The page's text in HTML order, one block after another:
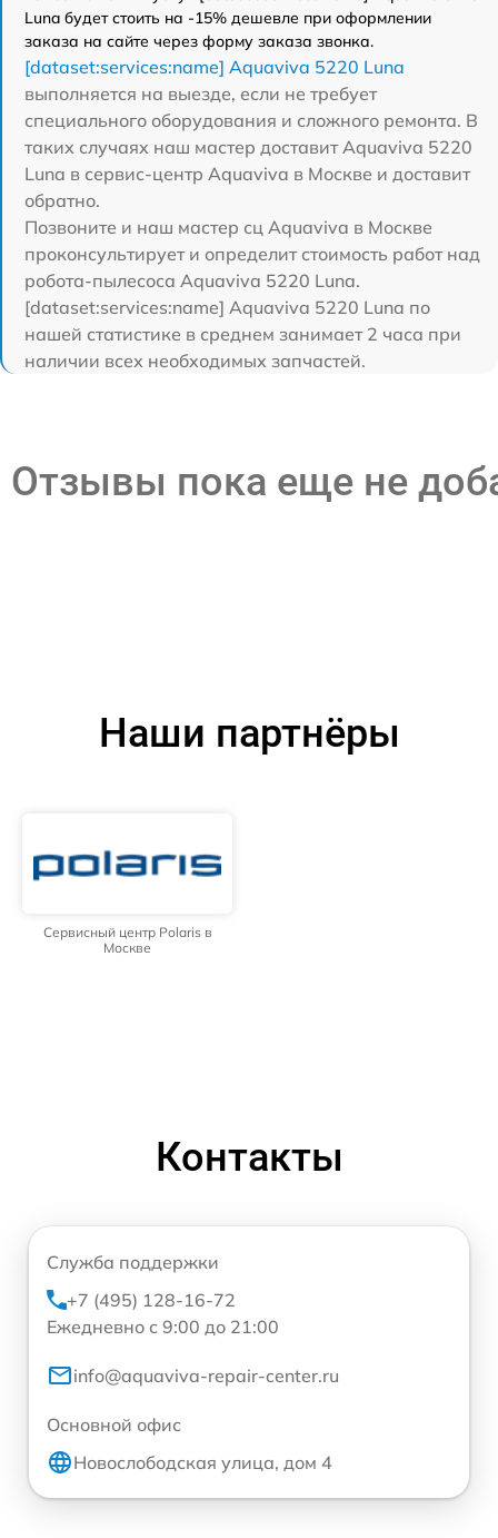
Luna будет стоить на -15% дешевле при оформлении
заказа на сайте через форму заказа звонка.
[dataset:services:name] Aquaviva 5220 Luna
выполняется на выезде, если не требует
специального оборудования и сложного ремонта. В
таких случаях наш мастер доставит Aquaviva 5220
Luna в сервис-центр Aquaviva в Москве и доставит
обратно.
Позвоните и наш мастер сц Aquaviva в Москве
проконсультирует и определит стоимость работ над
робота-пылесоса Aquaviva 5220 Luna.
[dataset:services:name] Aquaviva 5220 Luna по
нашей статистике в среднем занимает 2 часа при
наличии всех необходимых запчастей.
Отзывы пока еще не
Наши партнёры
Сервисный центр Polaris в
Москве
Контакты
Служба поддержки
+7 (495) 128-16-72
Ежедневно с 9:00 до 21:00
info@aquaviva-repair-center.ru
Основной офис
Новослободская улица, дом 4